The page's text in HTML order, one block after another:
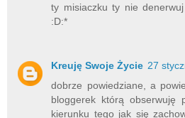
ty misiaczku ty nie
:D:*
Kreuję Swoje Życie 27
dobrze powiedziane, a
bloggerek którą
kierunku tego jak się